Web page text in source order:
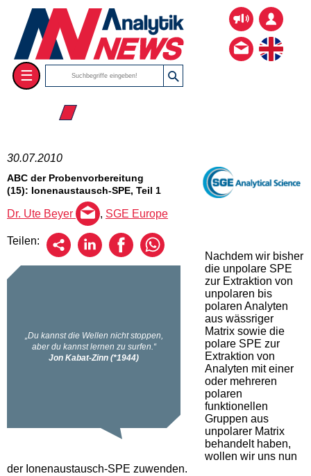
☰
☰ 2010
30.07.2010
ABC der Probenvorbereitung
(15): Ionenaustausch-SPE, Teil 1
Dr. Ute Beyer , SGE Europe
Teilen:
Nachdem wir bisher
die unpolare SPE
zur Extraktion von
unpolaren bis
polaren Analyten
aus wässriger
Matrix sowie die
polare SPE zur
Extraktion von
Analyten mit einer
oder mehreren
polaren
funktionellen
Gruppen aus
unpolarer Matrix
behandelt haben,
wollen wir uns nun
der Ionenaustausch-SPE zuwenden.